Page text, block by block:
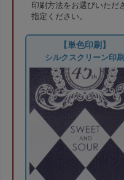
印刷方法をお選びいただ
指定ください。
【単色印刷】
シルクスクリーン印刷